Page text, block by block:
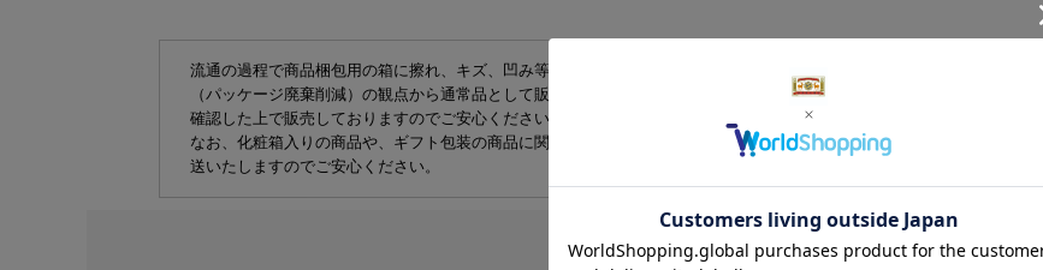
流通の過程で商品梱包用の箱に擦れ、キズ、凹み等が生じている場合がございます。環境への配慮
（パッケージ廃棄削減）の観点から通常品として販売しております。商品本体には問題がないことを
確認した上で販売しておりますのでご安心ください。
なお、化粧箱入りの商品や、ギフト包装の商品に関しましては、擦れ、キズ、凹み等がないものを発
送いたしますのでご安心ください。